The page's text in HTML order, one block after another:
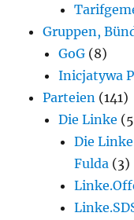
Gruppen,
GoG (8)
Inicjatywa
Parteien (141)
Die Linke
Die
Fulda (3)